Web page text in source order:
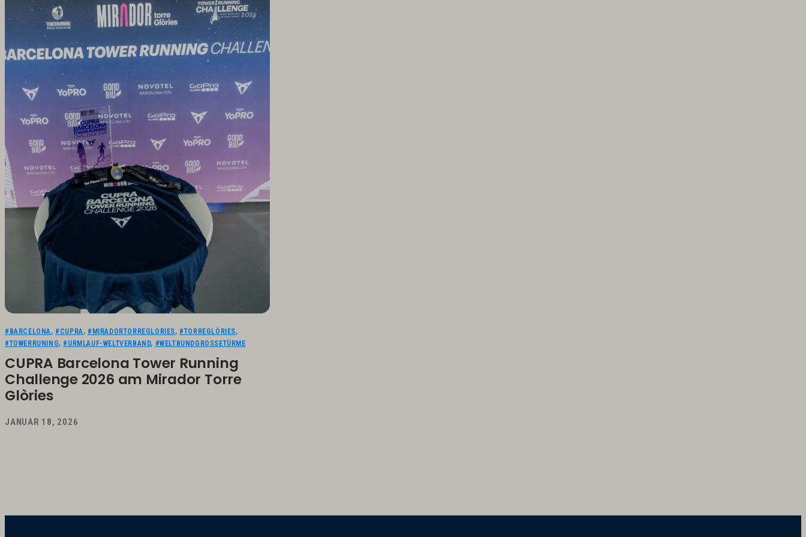
#BARCELONA, #CUPRA, #MIRADORTORREGLORIES, #TORREGLÒRIES,
#TOWERRUNING, #URMLAUF-WELTVERBAND, #WELTBUNDGROSSETÜRME
CUPRA Barcelona Tower Running
Challenge 2026 am Mirador Torre
Glòries
JANUAR 18, 2026